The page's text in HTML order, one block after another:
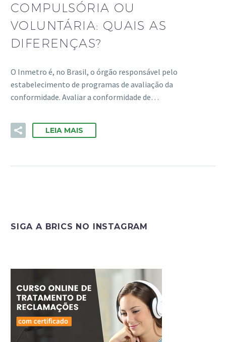
COMPULSÓRIA OU
VOLUNTÁRIA: QUAIS AS
DIFERENÇAS?
O Inmetro é, no Brasil, o órgão responsável pelo
estabelecimento de programas de avaliação da
conformidade. Avaliar a conformidade de…
LEIA MAIS
SIGA A BRICS NO INSTAGRAM